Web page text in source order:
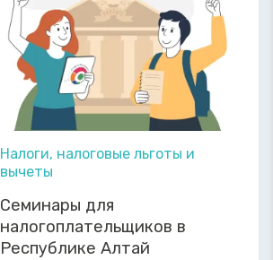
Налоги, налоговые льготы и
вычеты
Семинары для
налогоплательщиков в
Республике Алтай